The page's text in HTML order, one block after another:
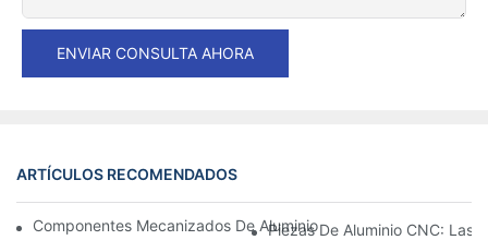
ENVIAR CONSULTA AHORA
ARTÍCULOS RECOMENDADOS
Componentes Mecanizados De Aluminio: Personalización Para
Piezas De Aluminio CNC: Las